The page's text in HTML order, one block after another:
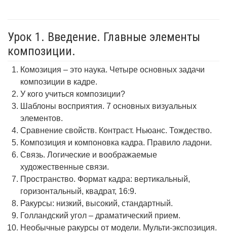
Урок 1. Введение. Главные элементы
композиции.
Комозиция – это наука. Четыре основных задачи
композиции в кадре.
У кого учиться композиции?
Шаблоны восприятия. 7 основных визуальных
элементов.
Сравнение свойств. Контраст. Ньюанс. Тождество.
Композиция и компоновка кадра. Правило ладони.
Связь. Логические и воображаемые
художественные связи.
Пространство. Формат кадра: вертикальный,
горизонтальный, квадрат, 16:9.
Ракурсы: низкий, высокий, стандартный.
Голландский угол – драматический прием.
Необычные ракурсы от модели. Мульти-экспозиция.